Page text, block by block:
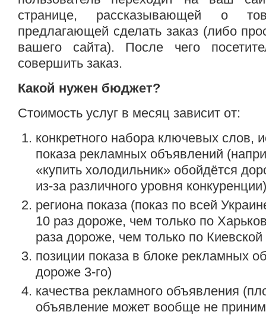
странице, рассказывающей о
предлагающей сделать заказ (либо
вашего сайта). После чего
совершить заказ.
Какой нужен бюджет?
Стоимость услуг в месяц зависит от:
конкретного набора ключевых слов,
показа рекламных объявлений
«купить холодильник» обойдётся
из-за различного уровня конкуренции)
региона показа (показ по всей
10 раз дороже, чем только по
раза дороже, чем только по Киевской
позиции показа в блоке рекламных
дороже 3-го)
качества рекламного объявления
объявление может вообще не